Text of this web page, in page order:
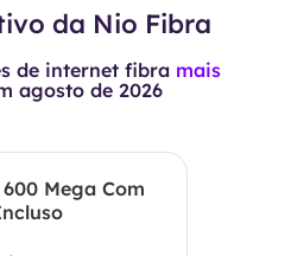
da Nio Fibra
de internet fibra mais
agosto de 2026
Mega Com